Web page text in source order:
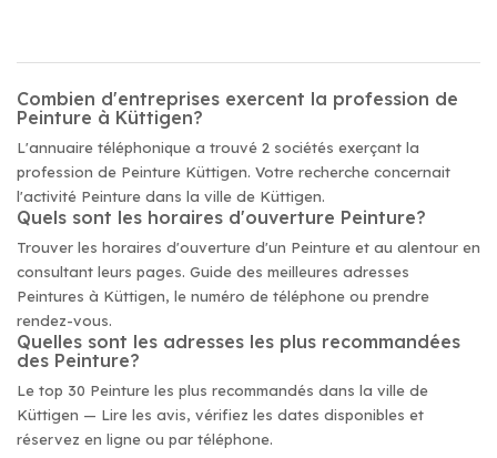
Combien d'entreprises exercent la profession de
Peinture à Küttigen?
L'annuaire téléphonique a trouvé 2 sociétés exerçant la
profession de Peinture Küttigen. Votre recherche concernait
l'activité Peinture dans la ville de Küttigen.
Quels sont les horaires d'ouverture Peinture?
Trouver les horaires d'ouverture d'un Peinture et au alentour en
consultant leurs pages. Guide des meilleures adresses
Peintures à Küttigen, le numéro de téléphone ou prendre
rendez-vous.
Quelles sont les adresses les plus recommandées
des Peinture?
Le top 30 Peinture les plus recommandés dans la ville de
Küttigen — Lire les avis, vérifiez les dates disponibles et
réservez en ligne ou par téléphone.